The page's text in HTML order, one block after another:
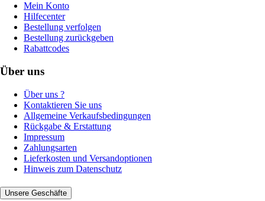
Mein Konto
Hilfecenter
Bestellung verfolgen
Bestellung zurückgeben
Rabattcodes
Über uns
Über uns ?
Kontaktieren Sie uns
Allgemeine Verkaufsbedingungen
Rückgabe & Erstattung
Impressum
Zahlungsarten
Lieferkosten und Versandoptionen
Hinweis zum Datenschutz
Unsere Geschäfte